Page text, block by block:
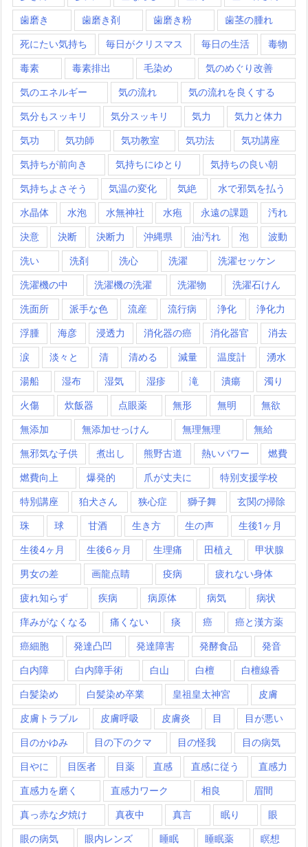
歯磨き 歯磨き剤 歯磨き粉 歯茎の腫れ
死にたい気持ち 毎日がクリスマス 毎日の生活 毒物
毒素 毒素排出 毛染め 気のめぐり改善
気のエネルギー 気の流れ 気の流れを良くする
気分もスッキリ 気分スッキリ 気力 気力と体力
気功 気功師 気功教室 気功法 気功講座
気持ちが前向き 気持ちにゆとり 気持ちの良い朝
気持ちよさそう 気温の変化 気絶 水で邪気を払う
水晶体 水泡 水無神社 水疱 永遠の課題 汚れ
決意 決断 決断力 沖縄県 油汚れ 泡 波動
洗い 洗剤 洗心 洗濯 洗濯セッケン
洗濯機の中 洗濯機の洗濯 洗濯物 洗濯石けん
洗面所 派手な色 流産 流行病 浄化 浄化力
浮腫 海彦 浸透力 消化器の癌 消化器官 消去
涙 淡々と 清 清める 減量 温度計 湧水
湯船 湿布 湿気 湿疹 滝 潰瘍 濁り
火傷 炊飯器 点眼薬 無形 無明 無欲
無添加 無添加せっけん 無理無理 無給
無邪気な子供 煮出し 熊野古道 熱いパワー 燃費
燃費向上 爆発的 爪が丈夫に 特別支援学校
特別講座 狛犬さん 狭心症 獅子舞 玄関の掃除
珠 球 甘酒 生き方 生の声 生後1ヶ月
生後4ヶ月 生後6ヶ月 生理痛 田植え 甲状腺
男女の差 画龍点睛 疫病 疲れない身体
疲れ知らず 疾病 病原体 病気 病状
痒みがなくなる 痛くない 痰 癌 癌と漢方薬
癌細胞 発達凸凹 発達障害 発酵食品 発音
白内障 白内障手術 白山 白檀 白檀線香
白髪染め 白髪染め卒業 皇祖皇太神宮 皮膚
皮膚トラブル 皮膚呼吸 皮膚炎 目 目が悪い
目のかゆみ 目の下のクマ 目の怪我 目の病気
目やに 目医者 目薬 直感 直感に従う 直感力
直感力を磨く 直感力ワーク 相良 眉間
真っ赤な夕焼け 真夜中 真言 眠り 眼
眼の病気 眼内レンズ 睡眠 睡眠薬 瞑想